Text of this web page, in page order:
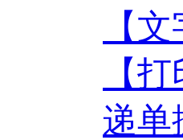
【
【
递单